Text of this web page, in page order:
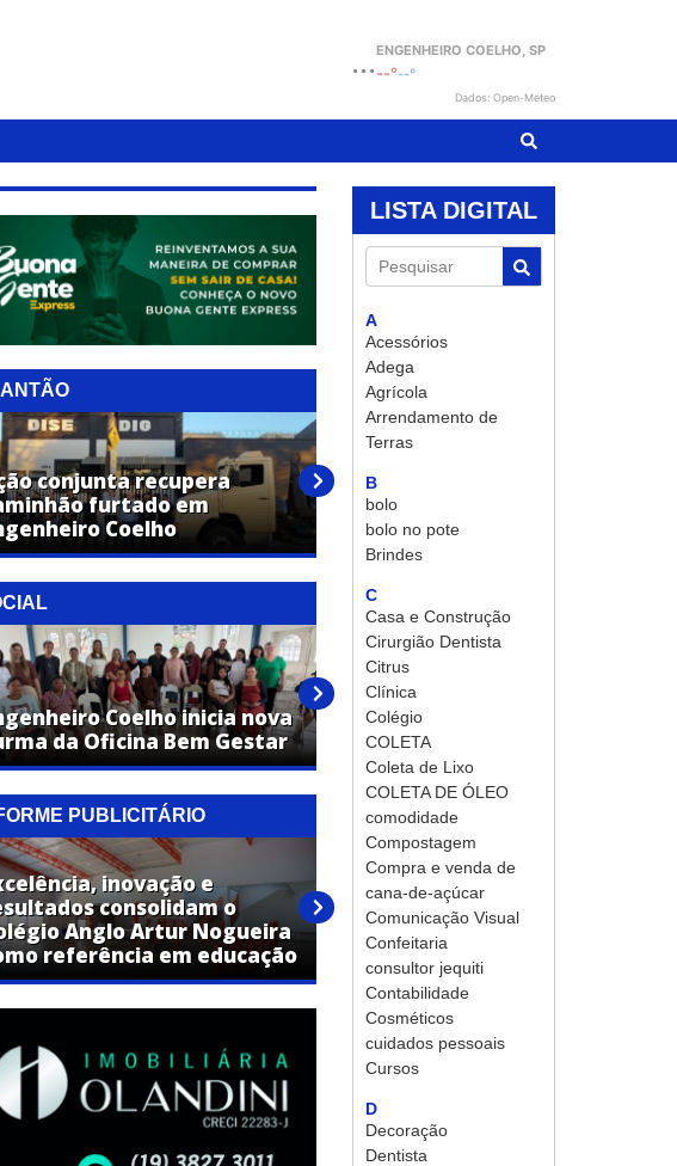
...ENGENHEIRO COELHO , SP
--°--°
Dados: Open-Meteo
LISTA DIGITAL
Pesquisar
A
Acessórios
Adega
Agrícola
Arrendamento de
Terras
B
bolo
bolo no pote
Brindes
C
Casa e Construção
Cirurgião Dentista
Citrus
Clínica
Colégio
COLETA
Coleta de Lixo
COLETA DE ÓLEO
comodidade
Compostagem
Compra e venda de
cana-de-açúcar
Comunicação Visual
Confeitaria
consultor jequiti
Contabilidade
Cosméticos
cuidados pessoais
Cursos
D
Decoração
Dentista
conjunta recupera
furtado em
Coelho
Homem é preso em flagrante
por furto de veículo em
Engenheiro Coelho
Coelho inicia nova
da Oficina Bem Gestar
Alegria, acolhimento e
inclusão marcam Arraiá do
Caps de Engenheiro Coelho
PUBLICITÁRIO
inovação e
consolidam o
Anglo Artur Nogueira
referência em educação
Vestibular de Medicina da
UniFAJ abre inscrições para
nova turma com início em
2027